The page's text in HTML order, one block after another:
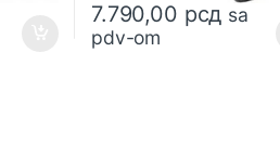
7.790,00 рсд sa
pdv-om